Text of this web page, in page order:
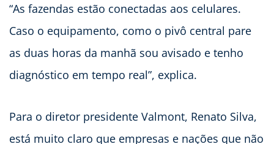
“As fazendas estão conectadas aos celulares.
Caso o equipamento, como o pivô central pare
as duas horas da manhã sou avisado e tenho
diagnóstico em tempo real”, explica.
Para o diretor presidente Valmont, Renato Silva,
está muito claro que empresas e nações que não